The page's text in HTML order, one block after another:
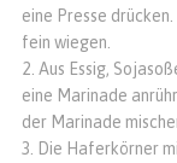
eine Presse
fein wiegen.
Aus Essig,
eine Marinade
der Marinade
Die Haferkörner